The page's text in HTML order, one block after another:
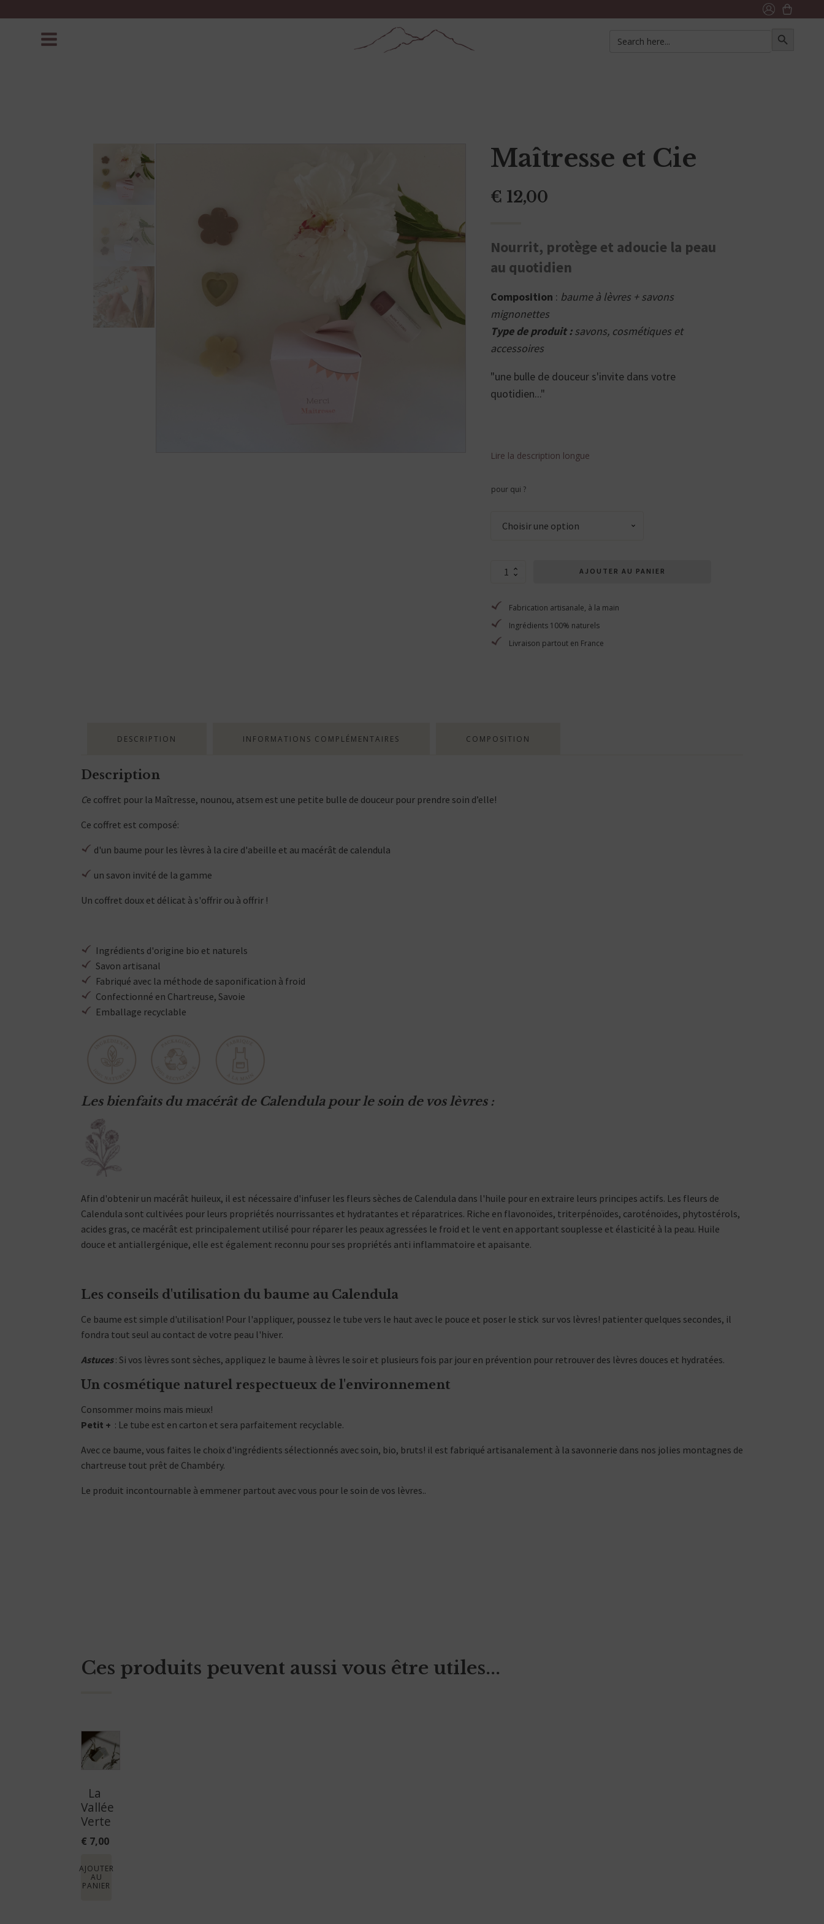
for:
BUTTON
Maîtresse et Cie
€ 12,00
Nourrit, protège et adoucie la peau
au quotidien
Composition : baume à lèvres + savons
mignonettes
Type de produit :savons, cosmétiques et
accessoires
"une bulle de douceur s'invite dans votre
quotidien..."
Lire la description longue
pour qui ?
quantité
et
Cie
AJOUTER AU PANIER
Fabrication artisanale, à la main
Ingrédients 100% naturels
Livraison partout en France
DESCRIPTION INFORMATIONS COMPLÉMENTAIRES COMPOSITION
Description
Ce coffret pour la Maîtresse, nounou, atsem est une petite bulle de douceur pour prendre soin d’elle!
Ce coffret est composé:
d'un baume pour les lèvres à la cire d'abeille et au macérât de calendula
un savon invité de la gamme
Un coffret doux et délicat à s'offrir ou à offrir !
Ingrédients d'origine bio et naturels
Savon artisanal
Fabriqué avec la méthode de saponification à froid
Confectionné en Chartreuse, Savoie
Emballage recyclable
Les bienfaits du macérât de Calendula pour le soin de vos lèvres :
Afin d'obtenir un macérât huileux, il est nécessaire d'infuser les fleurs sèches de Calendula dans l'huile pour en extraire leurs principes actifs. Les fleurs de
Calendula sont cultivées pour leurs propriétés nourrissantes et hydratantes et réparatrices. Riche en flavonoïdes, triterpénoïdes, caroténoïdes, phytostérols,
acides gras, ce macérât est principalement utilisé pour réparer les peaux agressées le froid et le vent en apportant souplesse et élasticité à la peau. Huile
douce et antiallergénique, elle est également reconnu pour ses propriétés anti inflammatoire et apaisante.
Les conseils d'utilisation du baume au Calendula
Ce baume est simple d'utilisation! Pour l'appliquer, poussez le tube vers le haut avec le pouce et poser le stick sur vos lèvres! patienter quelques secondes, il
fondra tout seul au contact de votre peau l'hiver.
Astuces: Si vos lèvres sont sèches, appliquez le baume à lèvres le soir et plusieurs fois par jour en prévention pour retrouver des lèvres douces et hydratées.
Un cosmétique naturel respectueux de l'environnement
Consommer moins mais mieux!
Petit + : Le tube est en carton et sera parfaitement recyclable.
Avec ce baume, vous faites le choix d'ingrédients sélectionnés avec soin, bio, bruts! il est fabriqué artisanalement à la savonnerie dans nos jolies montagnes de
chartreuse tout prêt de Chambéry.
Le produit incontournable à emmener partout avec vous pour le soin de vos lèvres..
Ces produits peuvent aussi vous être utiles...
La
Vallée
Verte
€ 7,00
AJOUTER
AU
PANIER